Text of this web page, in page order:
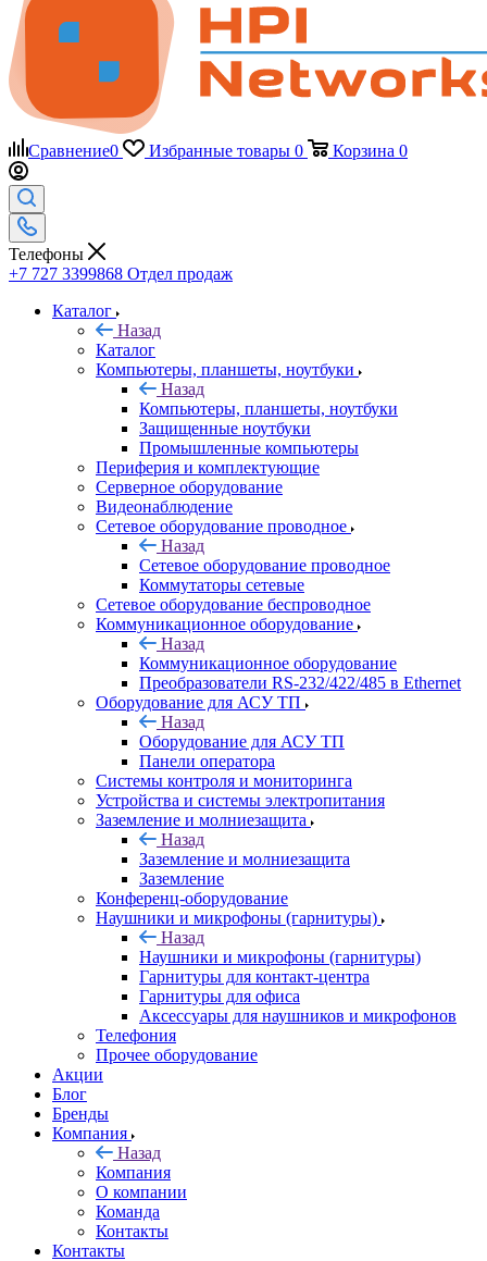
Сравнение0 Избранные товары 0 Корзина 0
Телефоны
+7 727 3399868 Отдел продаж
Каталог
Назад
Каталог
Компьютеры, планшеты, ноутбуки
Назад
Компьютеры, планшеты, ноутбуки
Защищенные ноутбуки
Промышленные компьютеры
Периферия и комплектующие
Серверное оборудование
Видеонаблюдение
Сетевое оборудование проводное
Назад
Сетевое оборудование проводное
Коммутаторы сетевые
Сетевое оборудование беспроводное
Коммуникационное оборудование
Назад
Коммуникационное оборудование
Преобразователи RS-232/422/485 в Ethernet
Оборудование для АСУ ТП
Назад
Оборудование для АСУ ТП
Панели оператора
Системы контроля и мониторинга
Устройства и системы электропитания
Заземление и молниезащита
Назад
Заземление и молниезащита
Заземление
Конференц-оборудование
Наушники и микрофоны (гарнитуры)
Назад
Наушники и микрофоны (гарнитуры)
Гарнитуры для контакт-центра
Гарнитуры для офиса
Аксессуары для наушников и микрофонов
Телефония
Прочее оборудование
Акции
Блог
Бренды
Компания
Назад
Компания
О компании
Команда
Контакты
Контакты